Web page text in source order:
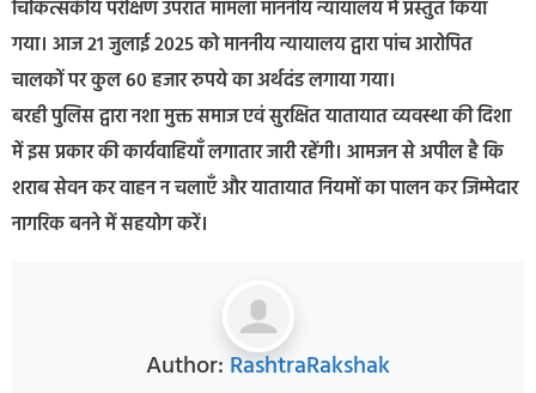
चिकित्सकीय परीक्षण उपरांत मामला माननीय न्यायालय में प्रस्तुत किया
गया। आज 21 जुलाई 2025 को माननीय न्यायालय द्वारा पांच आरोपित
चालकों पर कुल 60 हजार रुपये का अर्थदंड लगाया गया।
बरही पुलिस द्वारा नशा मुक्त समाज एवं सुरक्षित यातायात व्यवस्था की दिशा
में इस प्रकार की कार्यवाहियाँ लगातार जारी रहेंगी। आमजन से अपील है कि
शराब सेवन कर वाहन न चलाएँ और यातायात नियमों का पालन कर जिम्मेदार
नागरिक बनने में सहयोग करें।
Author: RashtraRakshak